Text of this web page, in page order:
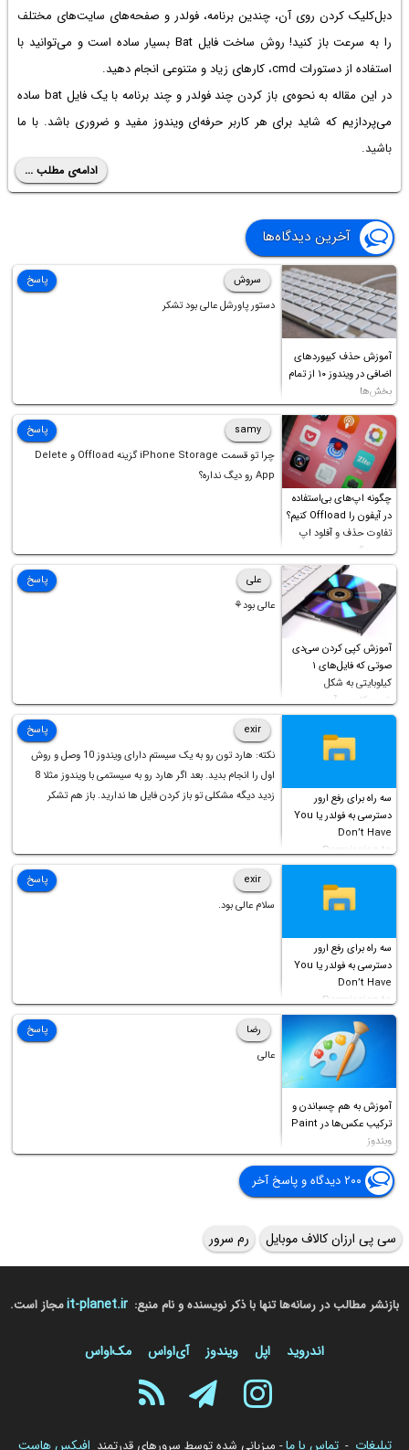
دبل‌کلیک کردن روی آن، چندین برنامه، فولدر و صفحه‌های سایت‌های مختلف
را به سرعت باز کنید! روش ساخت فایل Bat بسیار ساده است و می‌توانید با
استفاده از دستورات cmd، کارهای زیاد و متنوعی انجام دهید.
در این مقاله به نحوه‌ی باز کردن چند فولدر و چند برنامه با یک فایل bat ساده
می‌پردازیم که شاید برای هر کاربر حرفه‌ای ویندوز مفید و ضروری باشد. با ما
باشید.
ادامه‌ی مطلب ...
آخرین دیدگاه‌ها
آموزش حذف کیبوردهای
اضافی در ویندوز ۱۰ از تمام
بخش‌ها
سروش
دستور پاورشل عالی بود تشکر
پاسخ
چگونه اپ‌های بی‌استفاده
در آیفون را Offload کنیم؟
تفاوت حذف و آفلود اپ
چیست؟
samy
چرا تو قسمت iPhone Storage گزینه Offload و Delete
App رو دیگ نداره؟
پاسخ
آموزش کپی کردن سی‌دی
صوتی که فایل‌های ۱
کیلوبایتی به شکل
شورت‌کات در آن موجود
است!
علی
عالی بود⚘
پاسخ
سه راه برای رفع ارور
دسترسی به فولدر یا You
Don’t Have
Permission to
Access this folder
exir
نکته: هارد تون رو به یک سیستم دارای ویندوز 10 وصل و روش
اول را انجام بدید. بعد اگر هارد رو به سیستمی با ویندوز مثلا 8
زدید دیگه مشکلی تو باز کردن فایل ها ندارید. باز هم تشکر
پاسخ
سه راه برای رفع ارور
دسترسی به فولدر یا You
Don’t Have
Permission to
Access this folder
exir
سلام عالی بود.
پاسخ
آموزش به هم چسباندن و
ترکیب عکس‌ها در Paint
ویندوز
رضا
عالی
پاسخ
۲۰۰ دیدگاه و پاسخ آخر
سی پی ارزان کالاف موبایل رم سرور
بازنشر مطالب در رسانه‌ها تنها با ذکر نویسنده و نام منبع: it-planet.irمجاز است.
اندروید اپل ویندوز آی‌او‌اس مک‌او‌اس
تبلیغات - تماس با ما- میزبانی شده توسط سرورهای قدرتمند افیکس هاست